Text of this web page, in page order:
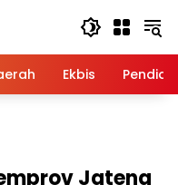
Ekbis
Jateng